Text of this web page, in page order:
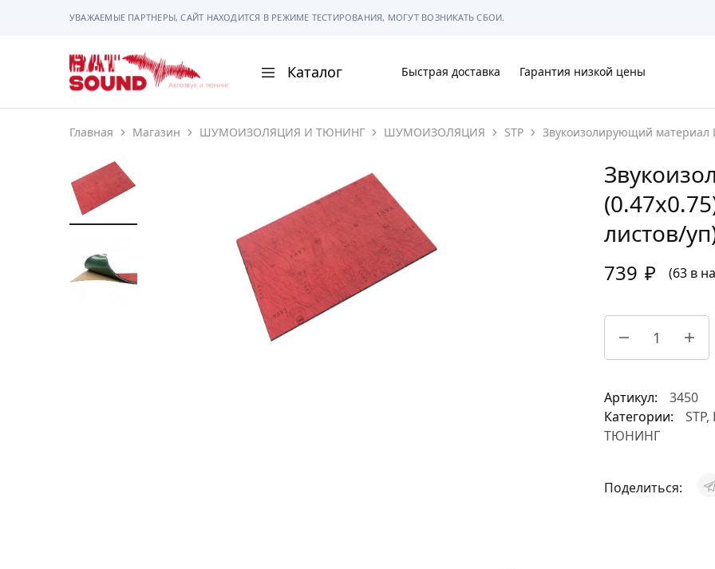
УВАЖАЕМЫЕ ПАРТНЕРЫ, САЙТ НАХОДИТСЯ В РЕЖИМЕ ТЕСТИРОВАНИЯ, МОГУТ ВОЗНИКАТЬ СБОИ.
BAT
Sound
Каталог
АВТОМАГНИТОЛЫ
АКУСТИКА
РАМКИ И РАЗЪЕМЫ
ГАДЖЕТЫ
СИГНАЛИЗАЦИИ
ПОМОЩЬ ПРИ ПАРКОВКЕ
Быстрая доставка Гарантия низкой цены
Главная Магазин ШУМОИЗОЛЯЦИЯ И ТЮНИНГ ШУМОИЗОЛЯЦИЯ STP Звукоизолирующий материал
листов/
739 ₽ (63 в
Артикул:
3450
Категории:
STP,
ТЮНИНГ
Поделиться: